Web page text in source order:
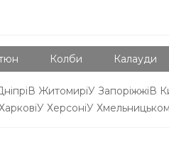
Колби Калауди
В ЖитомиріУ ЗапоріжжіВ
У ХерсоніУ